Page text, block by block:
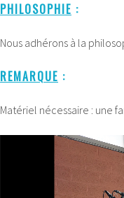
PHILOSOPHIE :
Nous adhérons à la
REMARQUE :
Matériel nécessaire : une